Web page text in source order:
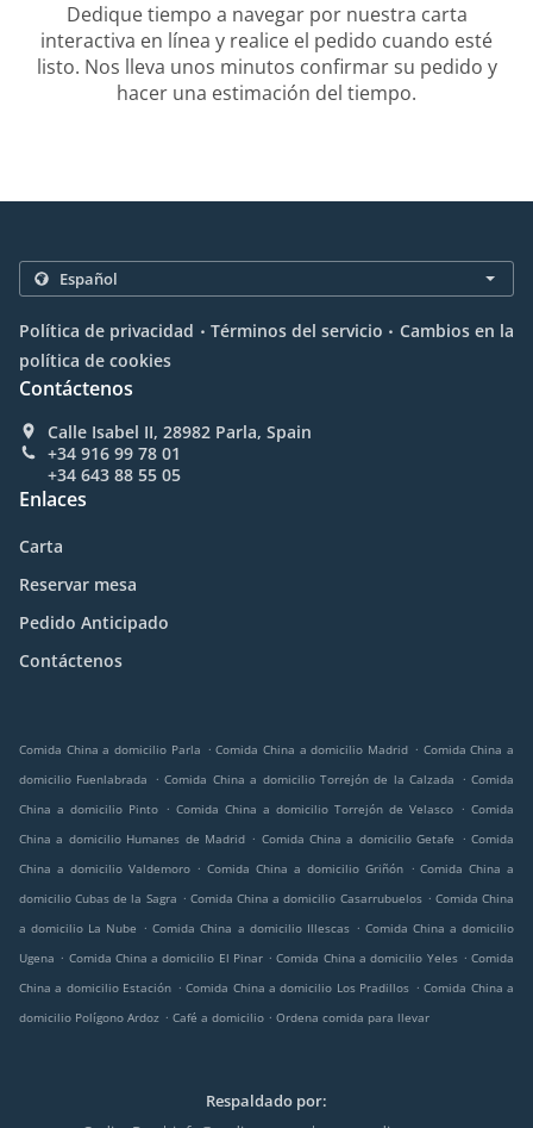
Dedique tiempo a navegar por nuestra carta
interactiva en línea y realice el pedido cuando esté
listo. Nos lleva unos minutos confirmar su pedido y
hacer una estimación del tiempo.
Política de privacidad . Términos del servicio . Cambios en la
política de cookies
Contáctenos
Calle Isabel II, 28982 Parla, Spain
+34 916 99 78 01
+34 643 88 55 05
Enlaces
Carta
Reservar mesa
Pedido Anticipado
Contáctenos
Comida China a domicilio Parla . Comida China a domicilio Madrid . Comida China a
domicilio Fuenlabrada
. Comida China a domicilio Torrejón de la Calzada . Comida
China a domicilio Pinto . Comida China a domicilio Torrejón de Velasco . Comida
China a domicilio Humanes de Madrid . Comida China a domicilio Getafe . Comida
China a domicilio Valdemoro . Comida China a domicilio Griñón . Comida China a
domicilio Cubas de la Sagra . Comida China a domicilio Casarrubuelos . Comida China
a domicilio La Nube . Comida China a domicilio Illescas . Comida China a domicilio
Ugena . Comida China a domicilio El Pinar . Comida China a domicilio Yeles . Comida
China a domicilio Estación . Comida China a domicilio Los Pradillos . Comida China a
domicilio Polígono Ardoz . Café a domicilio . Ordena comida para llevar
Respaldado por: